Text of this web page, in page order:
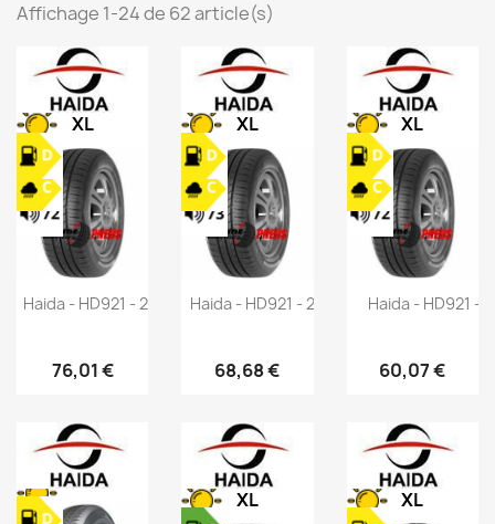
Affichage 1-24 de 62 article(s)
XL
Haida - HD921 - 245/45 ZR20 103W
76,01 €
XL
Haida - HD921 - 255/45 ZR18 103W
68,68 €
XL
Haida - HD921 -
60,07 €
XL XL